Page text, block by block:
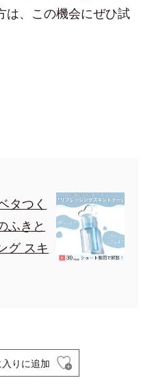
は、この機会にぜひ試
タつく
ふきと
グ スキ
りに追加